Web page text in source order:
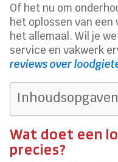
Of het nu om
het oplossen van
het allemaal. Wil je
service en vakwerk
reviews over
Inhoudsopgaven
Wat doet een
precies?